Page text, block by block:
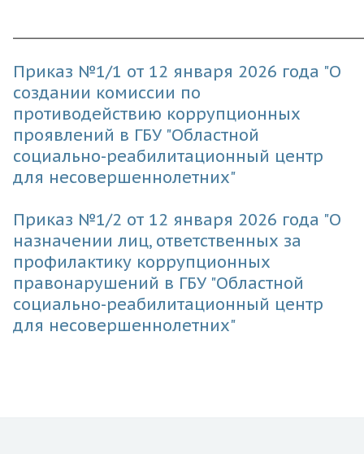
Приказ №1/1 от 12 января 2026 года "О
создании комиссии по
противодействию коррупционных
проявлений в ГБУ "Областной
социально-реабилитационный центр
для несовершеннолетних"
Приказ №1/2 от 12 января 2026 года "О
назначении лиц, ответственных за
профилактику коррупционных
правонарушений в ГБУ "Областной
социально-реабилитационный центр
для несовершеннолетних"